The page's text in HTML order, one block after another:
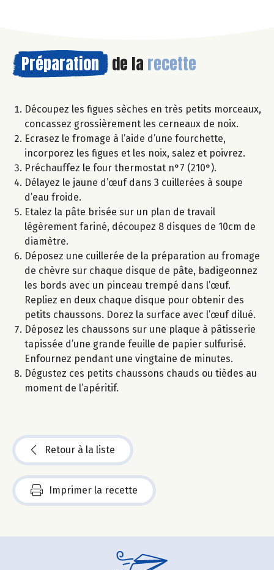
Préparation de la recette
Découpez les figues sèches en très petits morceaux,
concassez grossièrement les cerneaux de noix.
Ecrasez le fromage à l’aide d’une fourchette,
incorporez les figues et les noix, salez et poivrez.
Préchauffez le four thermostat n°7 (210°).
Délayez le jaune d’œuf dans 3 cuillerées à soupe
d’eau froide.
Etalez la pâte brisée sur un plan de travail
légèrement fariné, découpez 8 disques de 10cm de
diamètre.
Déposez une cuillerée de la préparation au fromage
de chèvre sur chaque disque de pâte, badigeonnez
les bords avec un pinceau trempé dans l’œuf.
Repliez en deux chaque disque pour obtenir des
petits chaussons. Dorez la surface avec l’œuf dilué.
Déposez les chaussons sur une plaque à pâtisserie
tapissée d’une grande feuille de papier sulfurisé.
Enfournez pendant une vingtaine de minutes.
Dégustez ces petits chaussons chauds ou tièdes au
moment de l’apéritif.
Retour à la liste
Imprimer la recette